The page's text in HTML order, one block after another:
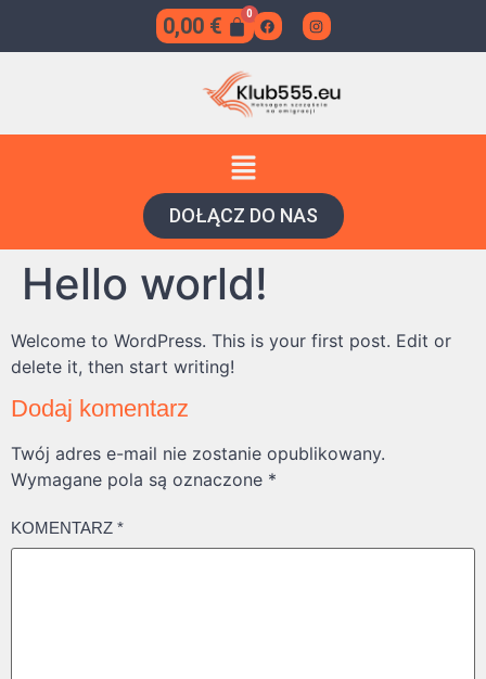
0,00 €
DOŁĄCZ DO NAS
Hello world!
Welcome to WordPress. This is your first post. Edit or
delete it, then start writing!
Dodaj komentarz
Twój adres e-mail nie zostanie opublikowany.
Wymagane pola są oznaczone *
KOMENTARZ *